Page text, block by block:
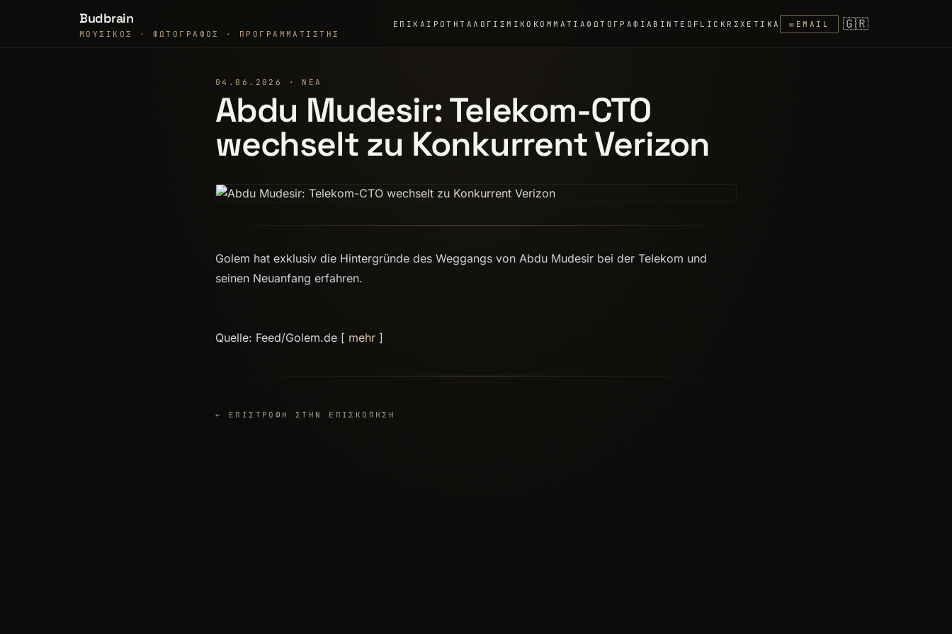
Budbrain
ΜΟΥΣΙΚΌΣ · ΦΩΤΟΓΡΆΦΟΣ · ΠΡΟΓΡΑΜΜΑΤΙΣΤΉΣ
ΕΠΙΚΑΙΡΌΤΗΤΑ ΛΟΓΙΣΜΙΚΌ ΚΟΜΜΆΤΙΑΦΩΤΟΓΡΑΦΊΑ ΒΊΝΤΕΟ FLICKR ΣΧΕΤΙΚΆ ✉ EMAIL 🇬🇷
04.06.2026 · ΝΈΑ
Abdu Mudesir: Telekom-CTO
wechselt zu Konkurrent Verizon
Golem hat exklusiv die Hintergründe des Weggangs von Abdu Mudesir bei der Telekom und
seinen Neuanfang erfahren.
Quelle: Feed/Golem.de [ mehr ]
← ΕΠΙΣΤΡΟΦΉ ΣΤΗΝ ΕΠΙΣΚΌΠΗΣΗ